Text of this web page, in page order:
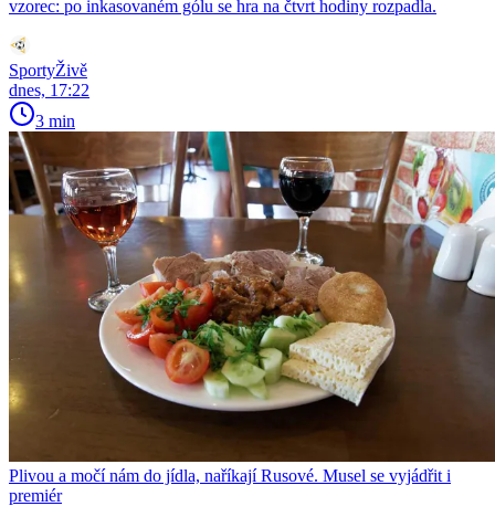
vzorec: po inkasovaném gólu se hra na čtvrt hodiny rozpadla.
SportyŽivě
dnes, 17:22
3 min
Plivou a močí nám do jídla, naříkají Rusové. Musel se vyjádřit i
premiér